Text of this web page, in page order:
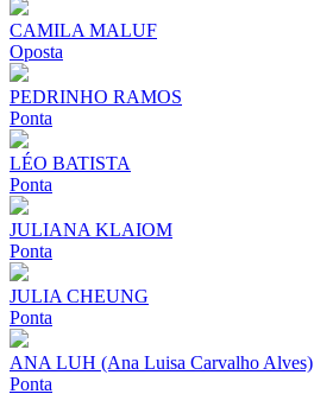
CAMILA MALUF
Oposta
PEDRINHO RAMOS
Ponta
LÉO BATISTA
Ponta
JULIANA KLAIOM
Ponta
JULIA CHEUNG
Ponta
ANA LUH (Ana Luisa Carvalho Alves)
Ponta